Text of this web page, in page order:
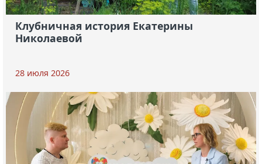
Клубничная история Екатерины
Николаевой
28 июля 2026